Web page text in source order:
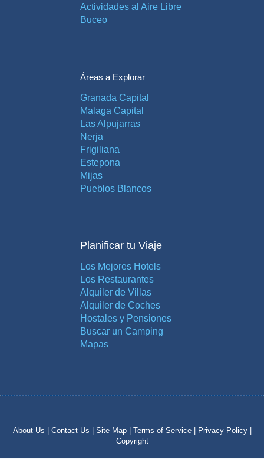
Actividades al Aire Libre
Buceo
Áreas a Explorar
Granada Capital
Malaga Capital
Las Alpujarras
Nerja
Frigiliana
Estepona
Mijas
Pueblos Blancos
Planificar tu Viaje
Los Mejores Hotels
Los Restaurantes
Alquiler de Villas
Alquiler de Coches
Hostales y Pensiones
Buscar un Camping
Mapas
About Us | Contact Us | Site Map | Terms of Service |
Privacy Policy |
Copyright